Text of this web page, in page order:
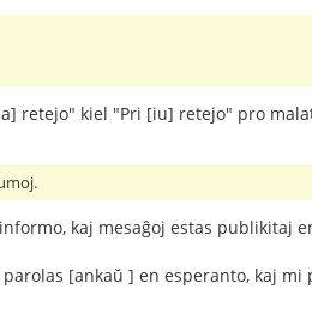
retejo" kiel "Pri [iu] retejo" pro
kaj mesaĝoj estas publikitaj
[ankaŭ ] en esperanto, kaj